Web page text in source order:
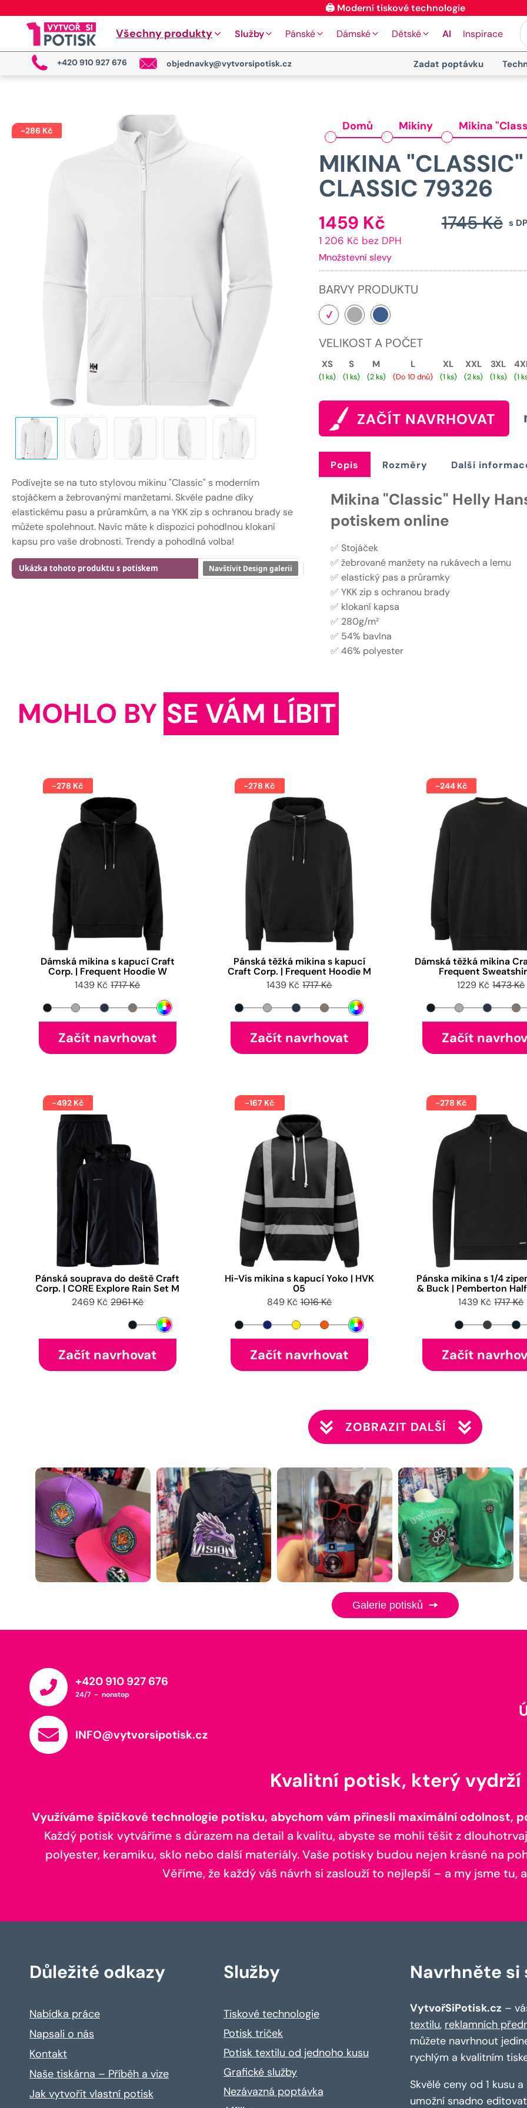
Všechny produkty Služby Pánské Dámské Dětské AI Inspirace
+420 910 927 676 objednavky@vytvorsipotisk.cz Zadat poptávku
-286 Kč
Podívejte se na tuto stylovou mikinu "Classic" s moderním
stojáčkem a žebrovanými manžetami. Skvěle padne díky
elastickému pasu a průramkům, a na YKK zip s ochranou brady se
můžete spolehnout. Navíc máte k dispozici pohodlnou klokaní
kapsu pro vaše drobnosti. Trendy a pohodlná volba!
Ukázka tohoto produktu s potiskem Navštívit Design galerii
Domů Mikiny Mikina
MIKINA
CLASSIC 79326
s
1745Kč
1459 KčAktuální
cena
je:
1 206 Kč bez DPH
Množstevní slevy
BARVY PRODUKTU
VELIKOST A POČET
XS
(1 ks)
S
(1 ks)
M
(2 ks)
L
(Do 10 dnů)
XL
(1 ks)
XXL
(2 ks)
3XL
(1 ks) (1
ZAČÍT NAVRHOVAT
Popis Rozměry Další
Mikina "Classic" Helly
potiskem online
✅ Stojáček
✅ žebrované manžety na rukávech a lemu
✅ elastický pas a průramky
✅ YKK zip s ochranou brady
✅ klokaní kapsa
✅ 280g/m²
✅ 54% bavlna
✅ 46% polyester
MOHLO BY SE VÁM LÍBIT
-278 Kč
Dámská mikina s kapucí Craft
Corp. | Frequent Hoodie W
1439 Kč 1717 Kč
Začít navrhovat
-278 Kč
Pánská těžká mikina s kapucí
Craft Corp. | Frequent Hoodie M
1439 Kč 1717 Kč
Začít navrhovat
-244 Kč
Dámská těžká mikina
Frequent
1229 Kč 1473 Kč
Začít
-492 Kč
Pánská souprava do deště Craft
Corp. | CORE Explore Rain Set M
2469 Kč 2961 Kč
Začít navrhovat
-167 Kč
Hi-Vis mikina s kapucí Yoko | HVK
05
849 Kč 1016 Kč
Začít navrhovat
-278 Kč
Pánska mikina s 1/4
& Buck | Pemberton
1439 Kč 1717 Kč
Začít
ZOBRAZIT DALŠÍ
Galerie potisků
+420 910 927 676
24/7 - nonstop
INFO@vytvorsipotisk.cz
Kvalitní potisk, který vydrží
Využíváme špičkové technologie potisku, abychom vám přinesli maximální odolnost,
Každý potisk vytváříme s důrazem na detail a kvalitu, abyste se mohli těšit z
polyester, keramiku, sklo nebo další materiály. Vaše potisky budou nejen krásné na
Věříme, že každý váš návrh si zaslouží to nejlepší – a my jsme tu,
Důležité odkazy
Nabídka práce
Napsali o nás
Kontakt
Naše tiskárna – Příběh a vize
Jak vytvořit vlastní potisk
Služby
Tiskové technologie
Potisk triček
Potisk textilu od jednoho kusu
Grafické služby
Nezávazná poptávka
Navrhněte
VytvořSiPotisk.cz –
textilu, reklamních
můžete navrhnout
rychlým a kvalitním
Skvělé ceny od 1 kusu
umožní snadno